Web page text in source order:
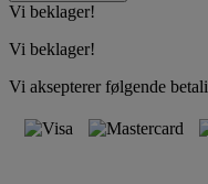
Vi beklager!
Vi beklager!
Vi aksepterer følgende